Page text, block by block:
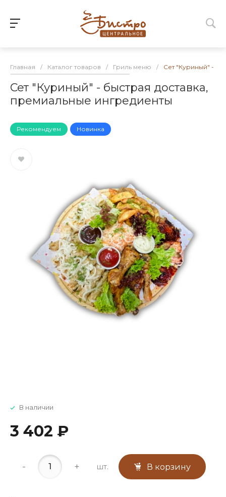
Главная / Каталог товаров / Гриль меню / Сет "Куриный" -
Сет "Куриный" - быстрая доставка,
премиальные ингредиенты
Рекомендуем Новинка
В наличии
3 402 ₽
- + шт. В корзину